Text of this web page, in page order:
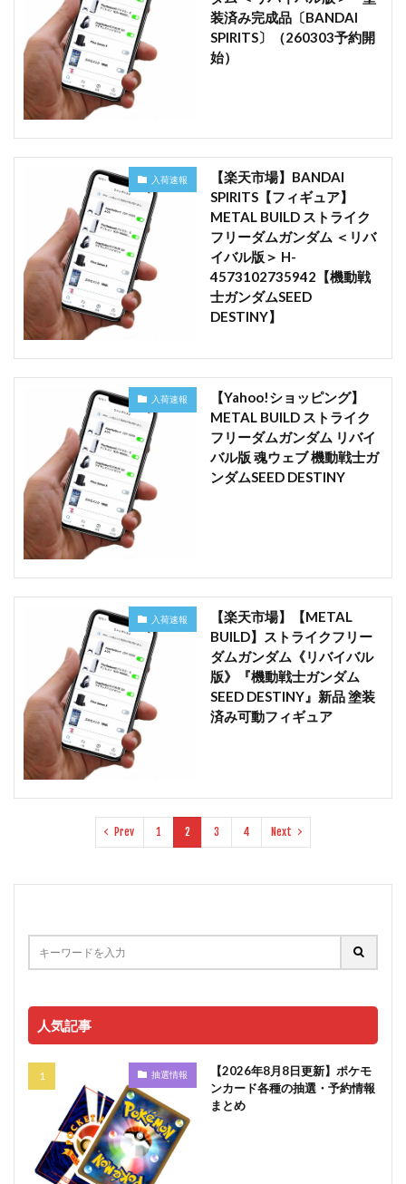
装済み完成品〔BANDAI
SPIRITS〕（260303予約開
始）
入荷速報
【楽天市場】BANDAI
SPIRITS【フィギュア】
METAL BUILD ストライク
フリーダムガンダム ＜リバ
イバル版＞ H-
4573102735942【機動戦
士ガンダムSEED
DESTINY】
入荷速報
【Yahoo!ショッピング】
METAL BUILD ストライク
フリーダムガンダム リバイ
バル版 魂ウェブ 機動戦士ガ
ンダムSEED DESTINY
入荷速報
【楽天市場】【METAL
BUILD】ストライクフリー
ダムガンダム《リバイバル
版》『機動戦士ガンダム
SEED DESTINY』新品 塗装
済み可動フィギュア
Prev 1 2 3 4 Next
人気記事
抽選情報
【2026年8月8日更新】ポケモ
ンカード各種の抽選・予約情報
まとめ